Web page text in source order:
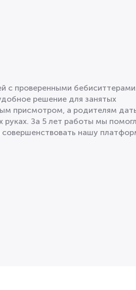
с проверенными бебиситтерами.
решение для занятых
присмотром, а родителям
руках. За 5 лет работы мы
нашу